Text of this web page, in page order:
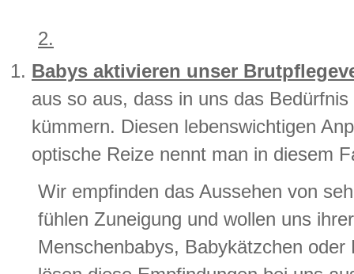
2.
Babys aktivieren unser
aus so aus, dass in uns das
kümmern. Diesen lebenswichtigen
optische Reize nennt man in diesem
Wir empfinden das Aussehen von
fühlen Zuneigung und wollen uns
Menschenbabys, Babykätzchen